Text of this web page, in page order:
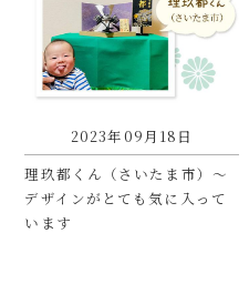
2023年09月18日
理玖都くん（さいたま市）〜
デザインがとても気に入って
います